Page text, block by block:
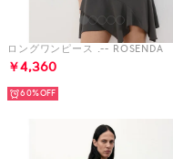
￥4,360
60%